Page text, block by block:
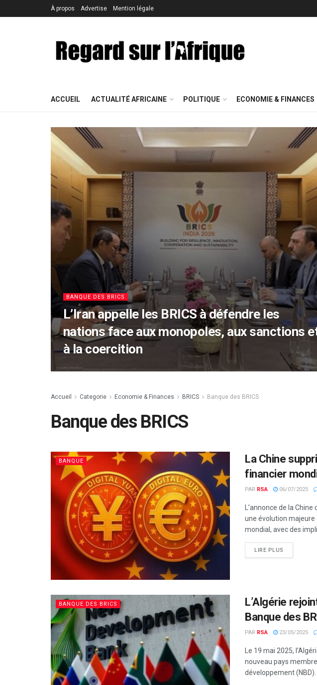
À propos Advertise Mention légale
ACCUEIL ACTUALITÉ AFRICAINE POLITIQUE ECONOMIE & FINANCES
BANQUE DES BRICS
L’Iran appelle les BRICS à défendre les
nations face aux monopoles, aux sanctions
à la coercition
Accueil Categorie Economie & Finances BRICS Banque des BRICS
Banque des BRICS
BANQUE
La Chine
financier
PAR RSA 06/07/2025
L’annonce de la
une évolution
mondial, avec des
LIRE PLUS
BANQUE DES BRICS
L’Algérie
Banque des
PAR RSA 23/05/2025
Le 19 mai 2025,
nouveau pays
développement (NBD).